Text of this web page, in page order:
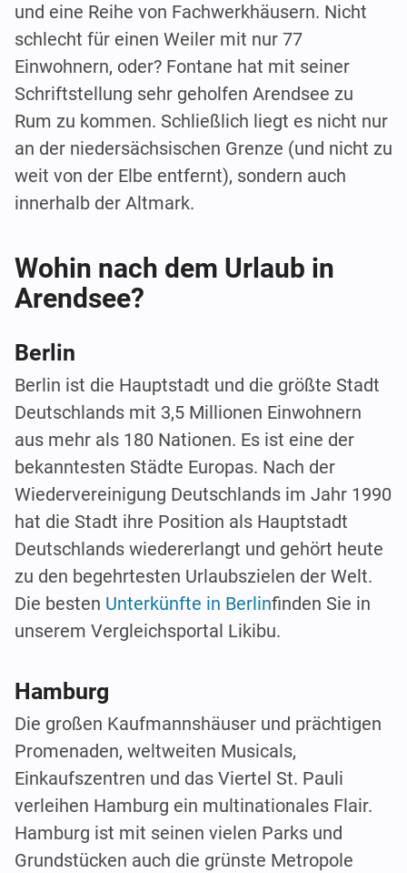
und eine Reihe von Fachwerkhäusern. Nicht
schlecht für einen Weiler mit nur 77
Einwohnern, oder? Fontane hat mit seiner
Schriftstellung sehr geholfen Arendsee zu
Rum zu kommen. Schließlich liegt es nicht nur
an der niedersächsischen Grenze (und nicht zu
weit von der Elbe entfernt), sondern auch
innerhalb der Altmark.
Wohin nach dem Urlaub in
Arendsee?
Berlin
Berlin ist die Hauptstadt und die größte Stadt
Deutschlands mit 3,5 Millionen Einwohnern
aus mehr als 180 Nationen. Es ist eine der
bekanntesten Städte Europas. Nach der
Wiedervereinigung Deutschlands im Jahr 1990
hat die Stadt ihre Position als Hauptstadt
Deutschlands wiedererlangt und gehört heute
zu den begehrtesten Urlaubszielen der Welt.
Die besten Unterkünfte in Berlinfinden Sie in
unserem Vergleichsportal Likibu.
Hamburg
Die großen Kaufmannshäuser und prächtigen
Promenaden, weltweiten Musicals,
Einkaufszentren und das Viertel St. Pauli
verleihen Hamburg ein multinationales Flair.
Hamburg ist mit seinen vielen Parks und
Grundstücken auch die grünste Metropole